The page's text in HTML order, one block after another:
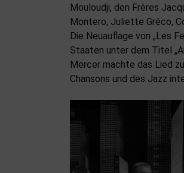
Mouloudji, den Frères
Montero, Juliette Gréco,
Die Neuauflage von „Les
Staaten unter dem Titel
Mercer machte das Lied
Chansons und des Jazz